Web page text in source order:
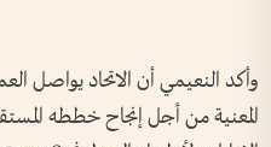
وأكد النعيمي أن الاتحاد يواصل
المعنية من أجل إنجاح خططه